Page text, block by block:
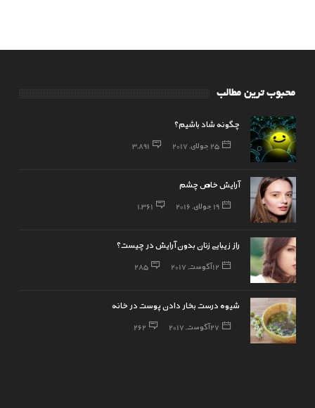
محبوب ترین مطالب
چگونه شاد باشیم؟
25 جولای, 2017 3,891
آرایش خاص چشم
19 جولای, 2016 1,361
راز زیبایی زنان بدون آرایش در چیست؟
12 آگوست, 2017 285
شیوه درست بخار دادن پوست در خانه
27 آگوست, 2017 262